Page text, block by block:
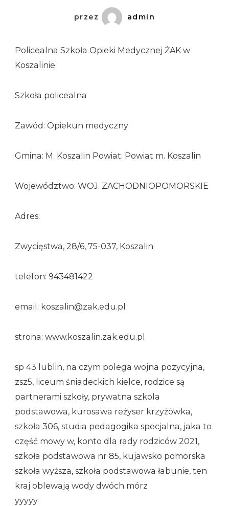
przez admin
Policealna Szkoła Opieki Medycznej ŻAK w
Koszalinie
Szkoła policealna
Zawód: Opiekun medyczny
Gmina: M. Koszalin Powiat: Powiat m. Koszalin
Województwo: WOJ. ZACHODNIOPOMORSKIE
Adres:
Zwycięstwa, 28/6, 75-037, Koszalin
telefon: 943481422
email: koszalin@zak.edu.pl
strona: www.koszalin.zak.edu.pl
sp 43 lublin, na czym polega wojna pozycyjna,
zsz5, liceum śniadeckich kielce, rodzice są
partnerami szkoły, prywatna szkola
podstawowa, kurosawa reżyser krzyżówka,
szkoła 306, studia pedagogika specjalna, jaka to
część mowy w, konto dla rady rodziców 2021,
szkoła podstawowa nr 85, kujawsko pomorska
szkoła wyższa, szkoła podstawowa łabunie, ten
kraj oblewają wody dwóch mórz
yyyyy